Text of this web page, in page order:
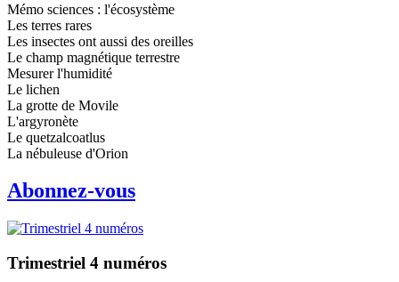
Mémo sciences : l'écosystème
Les terres rares
Les insectes ont aussi des oreilles
Le champ magnétique terrestre
Mesurer l'humidité
Le lichen
La grotte de Movile
L'argyronète
Le quetzalcoatlus
La nébuleuse d'Orion
Abonnez-vous
Trimestriel 4 numéros